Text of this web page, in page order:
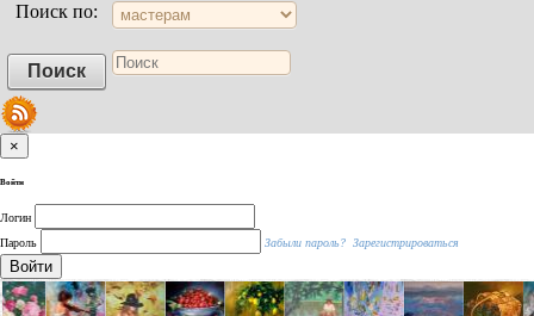
Поиск по:
×
Войти
Логин
Пароль
Забыли пароль? Зарегистрироваться
Войти